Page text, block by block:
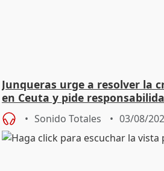
Junqueras urge a resolver la
en Ceuta y pide
Sonido Totales 03/08/